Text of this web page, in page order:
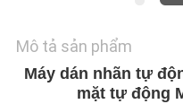
BÁO
GIÁ
Mô tả sản phẩm
Máy dán nhãn tự
mặt tự động